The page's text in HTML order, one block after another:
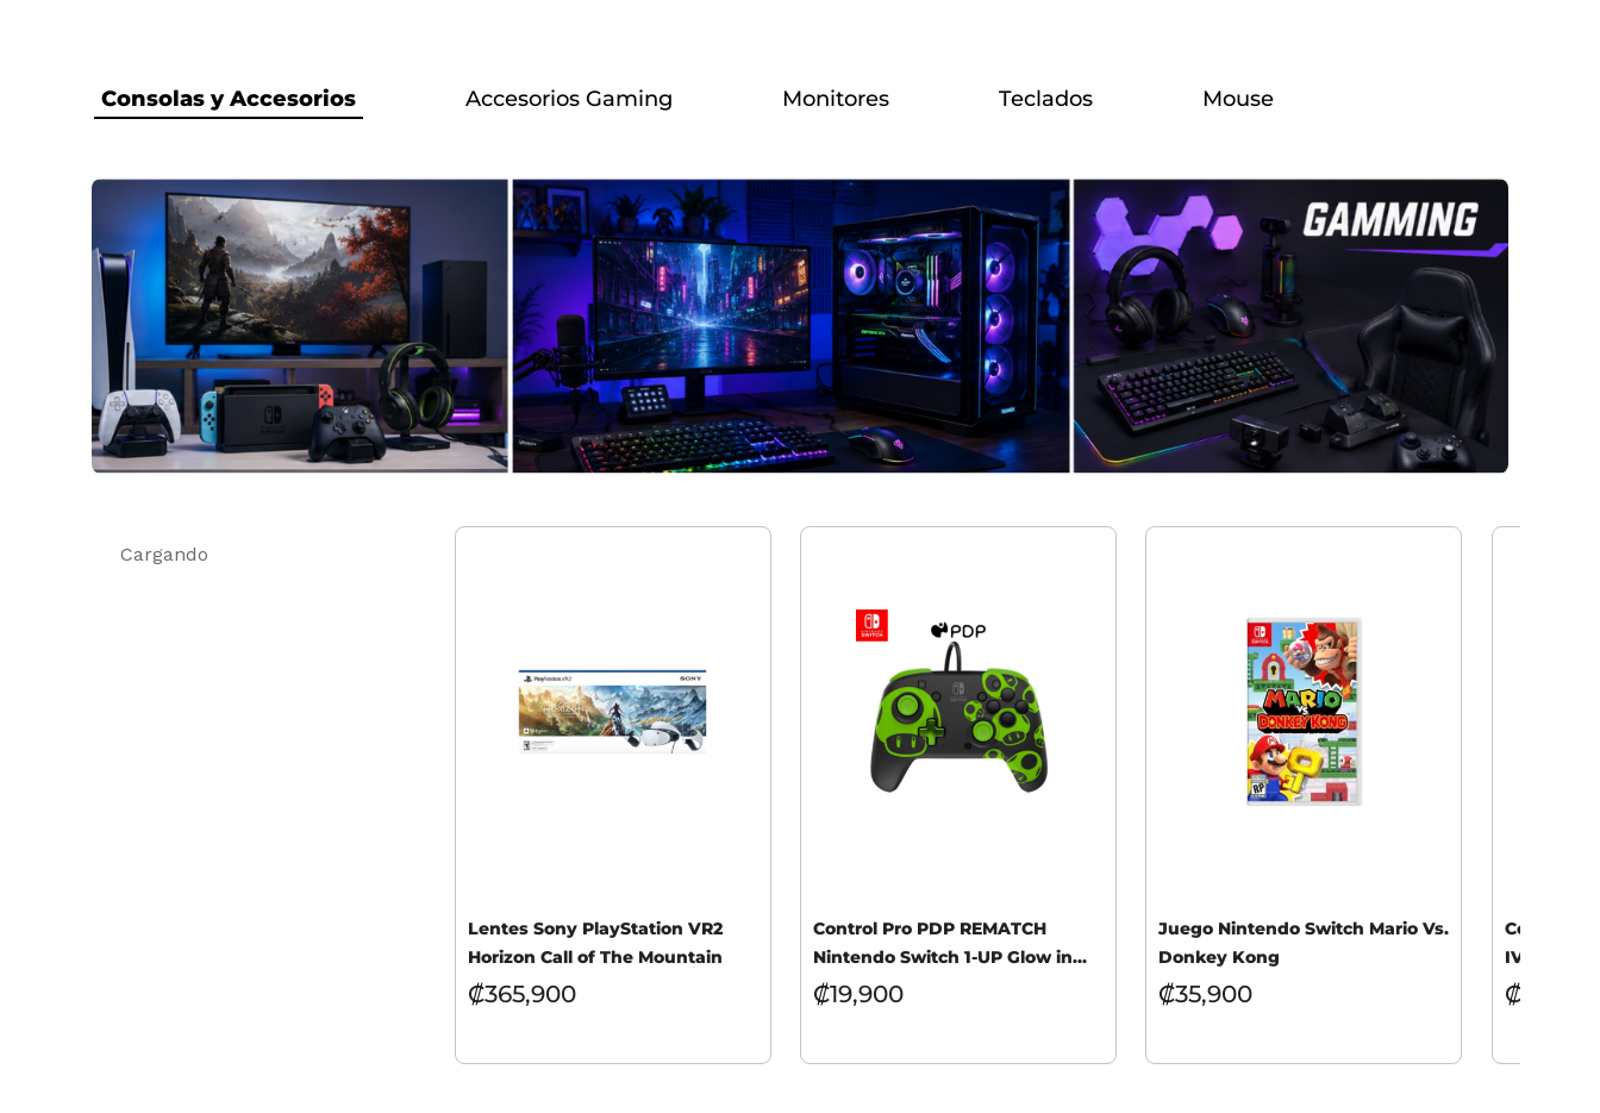
Consolas y Accesorios Accesorios Gaming Monitores Teclados Mouse
Cargando
Lentes Sony PlayStation VR2
Horizon Call of The Mountain
₡365,900
Control Pro PDP REMATCH
Nintendo Switch 1-UP Glow in
the Dark
₡19,900
Juego Nintendo Switch Mario Vs.
Donkey Kong
₡35,900
Consola
IV Bundle
₡